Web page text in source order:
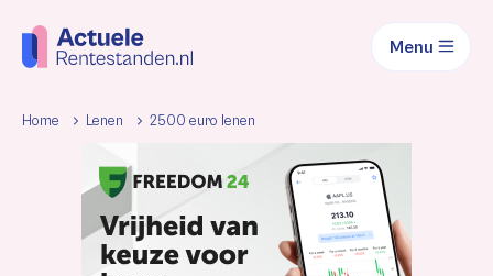
Menu
Home Lenen 2500 euro lenen